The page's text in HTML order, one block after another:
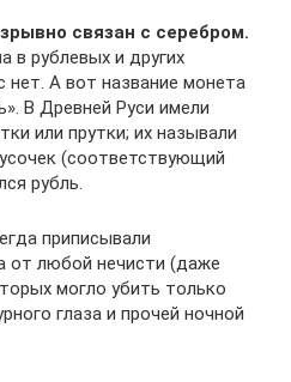
связан с серебром.
в рублевых и других
нет. А вот название монета
В Древней Руси имели
или прутки; их называли
(соответствующий
рубль.
приписывали
от любой нечисти (даже
могло убить только
глаза и прочей ночной